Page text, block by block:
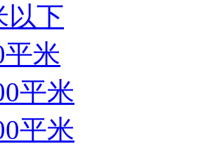
以下
平米
平米
平米